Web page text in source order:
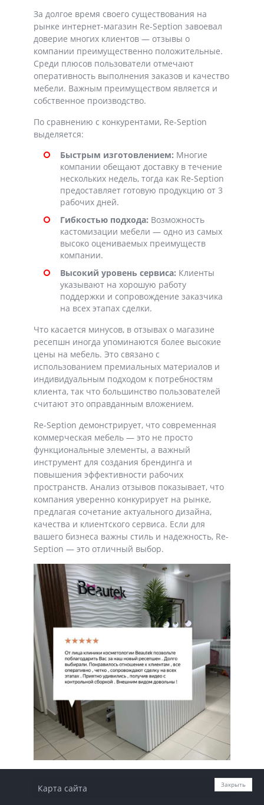
За долгое время своего существования на
рынке интернет-магазин Re-Seption завоевал
доверие многих клиентов — отзывы о
компании преимущественно положительные.
Среди плюсов пользователи отмечают
оперативность выполнения заказов и качество
мебели. Важным преимуществом является и
собственное производство.
По сравнению с конкурентами, Re-Seption
выделяется:
Быстрым изготовлением: Многие
компании обещают доставку в течение
нескольких недель, тогда как Re-Seption
предоставляет готовую продукцию от 3
рабочих дней.
Гибкостью подхода: Возможность
кастомизации мебели — одно из самых
высоко оцениваемых преимуществ
компании.
Высокий уровень сервиса: Клиенты
указывают на хорошую работу
поддержки и сопровождение заказчика
на всех этапах сделки.
Что касается минусов, в отзывах о магазине
ресепшн иногда упоминаются более высокие
цены на мебель. Это связано с
использованием премиальных материалов и
индивидуальным подходом к потребностям
клиента, так что большинство пользователей
считают это оправданным вложением.
Re-Seption демонстрирует, что современная
коммерческая мебель — это не просто
функциональные элементы, а важный
инструмент для создания брендинга и
повышения эффективности рабочих
пространств. Анализ отзывов показывает, что
компания уверенно конкурирует на рынке,
предлагая сочетание актуального дизайна,
качества и клиентского сервиса. Если для
вашего бизнеса важны стиль и надежность, Re-
Seption — это отличный выбор.
Карта сайта Закрыть